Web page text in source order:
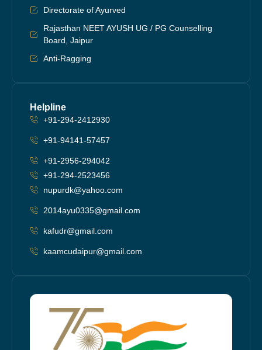
Directorate of Ayurved
Rajasthan NEET AYUSH UG / PG Counselling
Board, Jaipur
Anti-Ragging
Helpline
+91-294-2412930
+91-94141-57457
+91-2956-294042
+91-294-2523456
nupurdk@yahoo.com
2014ayu0335@gmail.com
kafudr@gmail.com
kaamcudaipur@gmail.com